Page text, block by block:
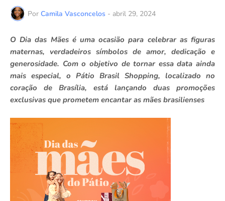
Por Camila Vasconcelos - abril 29, 2024
O Dia das Mães é uma ocasião para celebrar as figuras
maternas, verdadeiros símbolos de amor, dedicação e
generosidade. Com o objetivo de tornar essa data ainda
mais especial, o Pátio Brasil Shopping, localizado no
coração de Brasília, está lançando duas promoções
exclusivas que prometem encantar as mães brasilienses